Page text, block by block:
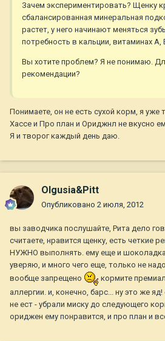
Зачем экспериментировать? Щенку
сбалансированная минеральная
растет, у него начинают меняться
потребность в кальции, витаминах А,
Вы хотите проблем? Я не понимаю.
рекомендации?
Понимаете, он не есть сухой корм, я уже
Хассе и Про план и Ориджнл не вкусно
Я и творог каждый день даю.
Olgusia&Pitt
Опубликовано 2 июля, 2012
вы заводчика послушайте, Рита дело
считаете, нравится щенку, есть четкие
НУЖНО выполнять. ему еще и шоколадка
уверяю, и много чего еще, только не
вообще запрещено
кормите
аллергии. и, конечно, барс... ну это же
не ест - убрали миску до следующего
ориджен ему понравится, и про план и